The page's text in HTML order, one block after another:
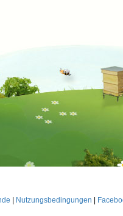
Nutzungsbedingungen